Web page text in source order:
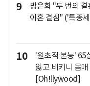
9
방은희 "두 번의
이혼 결심" ('특종
10
'원초적 본능' 65
잃고 비키니 몸
[Oh!llywood]